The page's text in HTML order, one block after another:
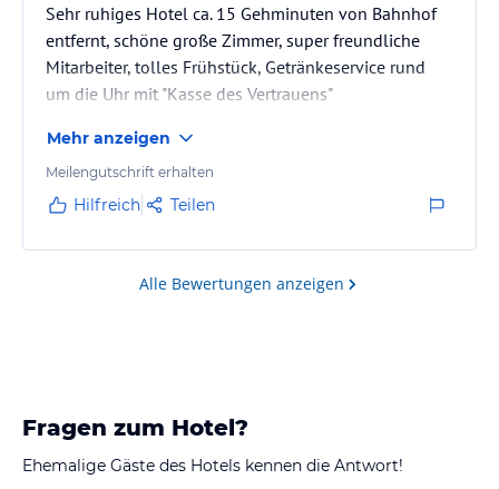
Sehr ruhiges Hotel ca. 15 Gehminuten von Bahnhof
entfernt, schöne große Zimmer, super freundliche
Mitarbeiter, tolles Frühstück, Getränkeservice rund
um die Uhr mit "Kasse des Vertrauens"
Mehr anzeigen
Meilengutschrift erhalten
Hilfreich Teilen
Alle Bewertungen anzeigen
Fragen zum Hotel?
Ehemalige Gäste des Hotels kennen die Antwort!